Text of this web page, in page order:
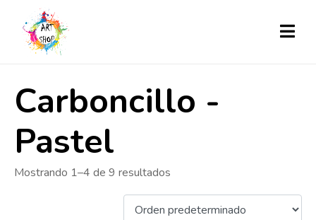
Carboncillo -
Pastel
Mostrando 1–4 de 9 resultados